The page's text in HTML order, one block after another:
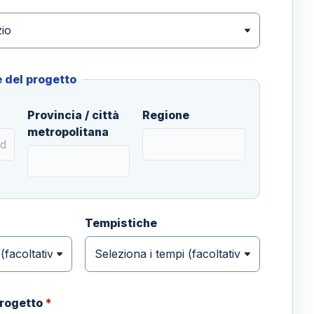
del progetto
Provincia / città
metropolitana
Regione
Tempistiche
*